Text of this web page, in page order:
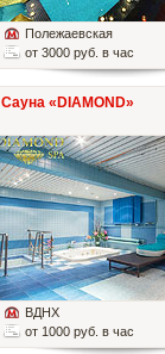
Полежаевская
от 3000 руб. в час
Сауна «DIAMOND»
ВДНХ
от 1000 руб. в час